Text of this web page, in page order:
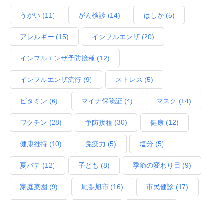
うがい (11) がん検診 (14) はしか (5)
アレルギー (15) インフルエンザ (20)
インフルエンザ予防接種 (12)
インフルエンザ流行 (9) ストレス (5)
ビタミン (6) マイナ保険証 (4) マスク (14)
ワクチン (28) 予防接種 (30) 健康 (12)
健康維持 (10) 免疫力 (5) 塩分 (5)
夏バテ (12) 子ども (8) 季節の変わり目 (9)
家庭菜園 (9) 尾張旭市 (16) 市民健診 (17)